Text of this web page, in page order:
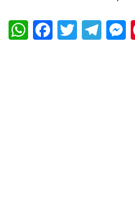
WhatsApp
Twitter